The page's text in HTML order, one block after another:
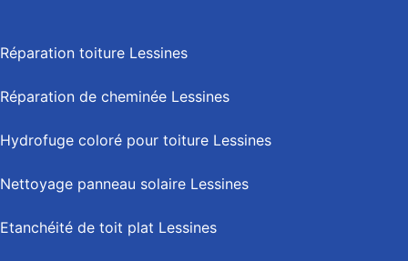
Réparation toiture Lessines
Réparation de cheminée Lessines
Hydrofuge coloré pour toiture Lessines
Nettoyage panneau solaire Lessines
Etanchéité de toit plat Lessines